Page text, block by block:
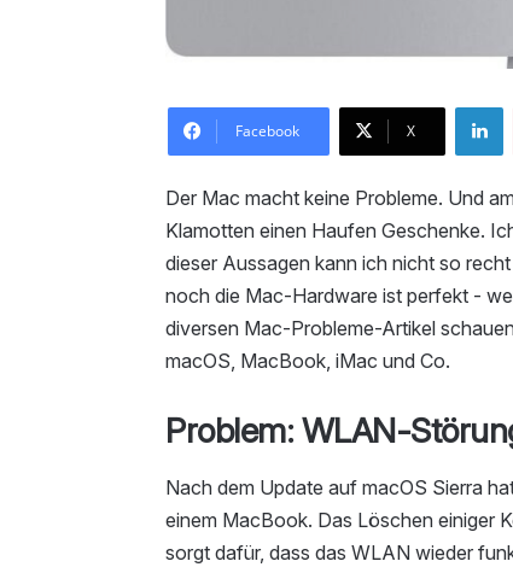
Facebook X
Der Mac macht keine Probleme. Und
Klamotten einen Haufen Geschenke.
dieser Aussagen kann ich nicht so
noch die Mac-Hardware ist perfekt -
diversen Mac-Probleme-Artikel
macOS, MacBook, iMac und Co.
Problem: WLAN-
Nach dem Update auf macOS Sierra
einem MacBook. Das Löschen einiger
sorgt dafür, dass das WLAN wieder